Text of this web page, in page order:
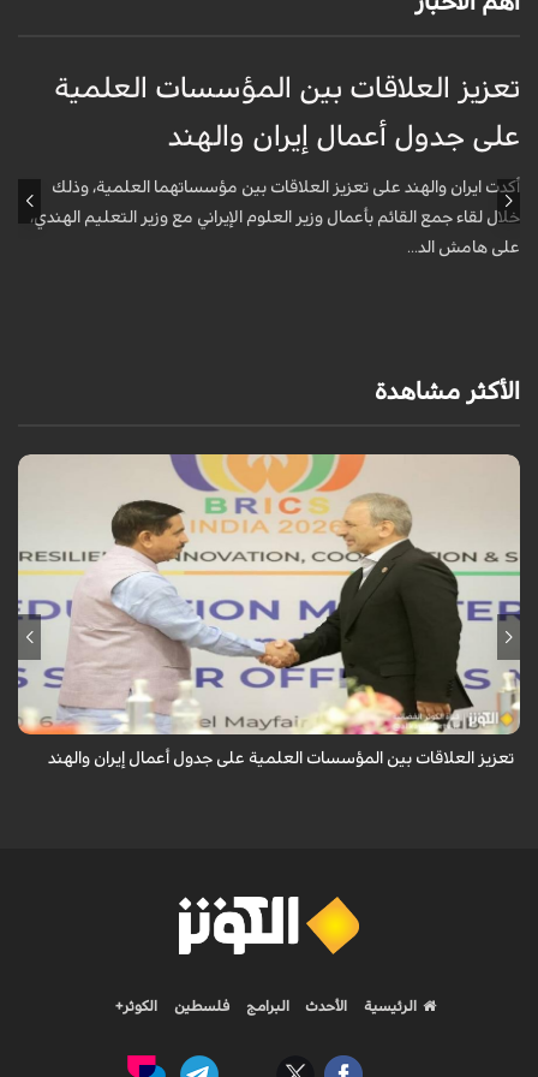
تعزيز العلاقات بين المؤسسات العلمية
على جدول أعمال إيران والهند
أكدت ايران والهند على تعزيز العلاقات بين مؤسساتهما العلمية، وذلك
خلال لقاء جمع القائم بأعمال وزير العلوم الإيراني مع وزير التعليم الهندي،
على هامش الد...
الأكثر مشاهدة
أكدت ايران والهند على تعزيز العلاقات بين مؤسساتهما العلمية، وذلك خلال لقاء
جمع القائم بأعمال وزير العلوم الإيراني مع وزير التعليم الهندي، على هامش
الد...
تعزيز العلاقات بين المؤسسات العلمية على جدول أعمال إيران والهند
الرئيسية الأحدث البرامج فلسطين الكوثر+